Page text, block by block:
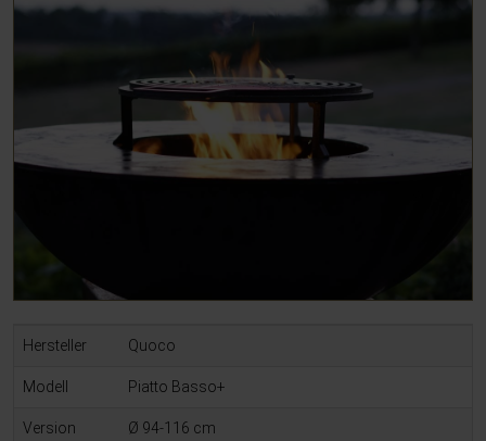
Hersteller Quoco
modell Piatto Basso+
Version Ø 94-116 cm